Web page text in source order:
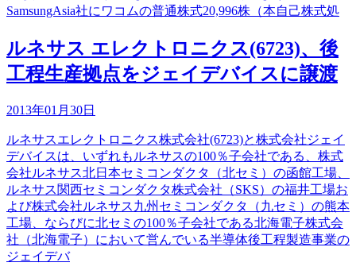
SamsungAsia社にワコムの普通株式20,996株（本自己株式処
ルネサス エレクトロニクス(6723)、後
工程生産拠点をジェイデバイスに譲渡
2013年01月30日
ルネサスエレクトロニクス株式会社(6723)と株式会社ジェイ
デバイスは、いずれもルネサスの100％子会社である、株式
会社ルネサス北日本セミコンダクタ（北セミ）の函館工場、
ルネサス関西セミコンダクタ株式会社（SKS）の福井工場お
よび株式会社ルネサス九州セミコンダクタ（九セミ）の熊本
工場、ならびに北セミの100％子会社である北海電子株式会
社（北海電子）において営んでいる半導体後工程製造事業の
ジェイデバ